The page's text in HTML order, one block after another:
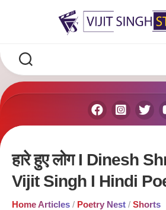
हारे हुए लोग I Dinesh
Vijit Singh I Hindi
Home Articles / Poetry Nest / Shorts